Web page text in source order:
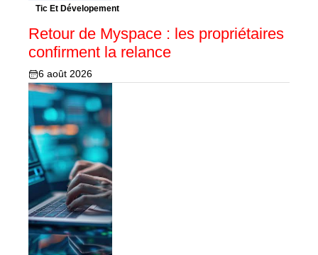
Tic Et Dévelopement
Retour de Myspace : les propriétaires
confirment la relance
6 août 2026